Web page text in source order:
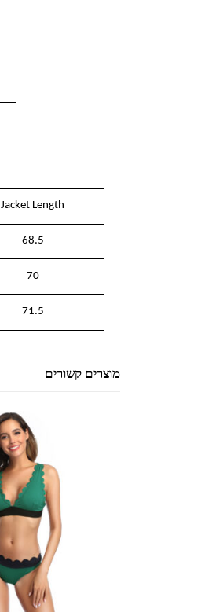
Jacket Length
68.5
70
71.5
מוצרים קשורים